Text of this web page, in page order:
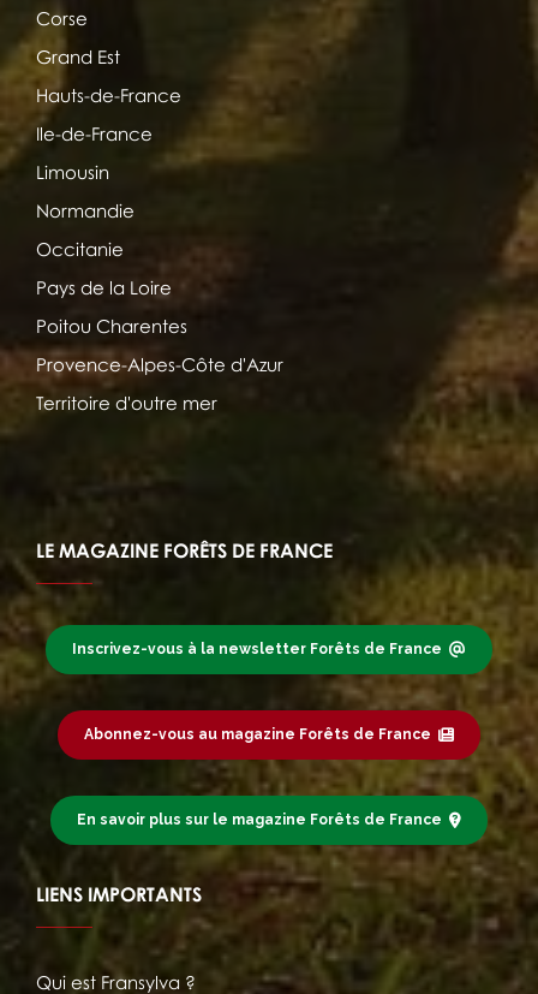
Corse
Grand Est
Hauts-de-France
Ile-de-France
Limousin
Normandie
Occitanie
Pays de la Loire
Poitou Charentes
Provence-Alpes-Côte d'Azur
Territoire d'outre mer
LE MAGAZINE FORÊTS DE FRANCE
Inscrivez-vous à la newsletter Forêts de France
Abonnez-vous au magazine Forêts de France
En savoir plus sur le magazine Forêts de France
LIENS IMPORTANTS
Qui est Fransylva ?